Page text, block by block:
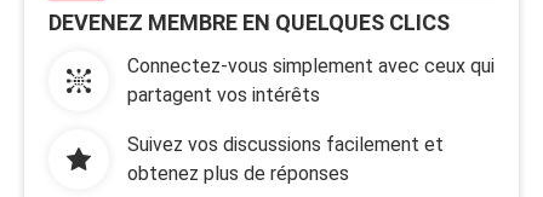
DEVENEZ MEMBRE EN QUELQUES CLICS
Connectez-vous simplement avec ceux qui
partagent vos intérêts
Suivez vos discussions facilement et
obtenez plus de réponses